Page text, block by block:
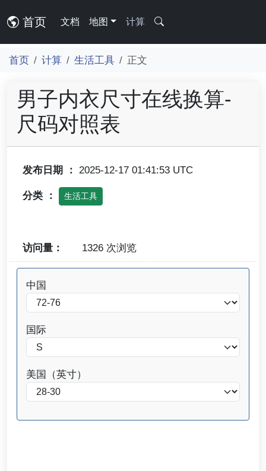
首页 文档 地图 计算
首页 计算 生活工具 正文
男子内衣尺寸在线换算-
尺码对照表
发布日期 ： 2025-12-17 01:41:53 UTC
分类 ： 生活工具
访问量： 1326 次浏览
中国
国际
美国（英寸）